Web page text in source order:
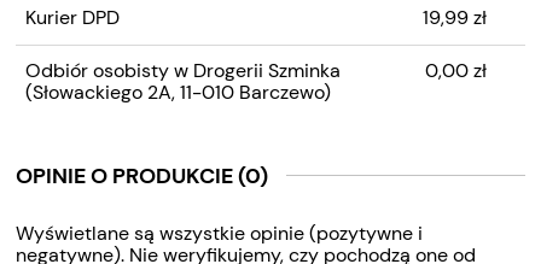
Kurier DPD 19,99 zł
Odbiór osobisty w Drogerii Szminka
(Słowackiego 2A, 11-010 Barczewo)
0,00 zł
OPINIE O PRODUKCIE (0)
Wyświetlane są wszystkie opinie (pozytywne i
negatywne). Nie weryfikujemy, czy pochodzą one od